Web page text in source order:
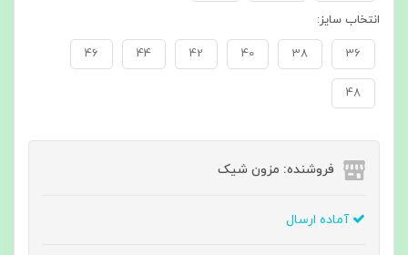
انتخاب سایز:
36
38
40
42
44
46
48
فروشنده: مزون شیک
آماده ارسال